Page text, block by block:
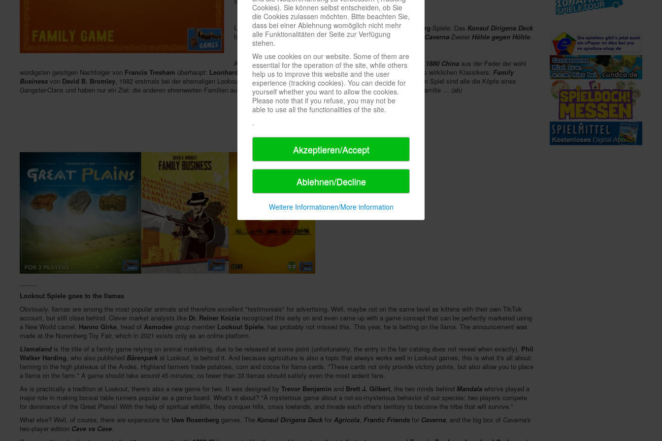
Und sonst? Nun, natürlich gibt es Erweiterungen fürUwe Rosenberg-Spiele. Das Konsul Dirigens Deck
für
Agricola,Frantic FriendsfürCavernasowie die Big Box vom Caverna-Zweier Höhle gegen Höhle.
Ach ja. Lookout beschenkt die 18xx-Gemeinde noch, und zwar mit 1880 China aus der Feder der wohl
würdigsten geistigen Nachfolger von Francis Tresham überhaupt: Leonhard OrglerundHelmut Ohley. Zudem gibt es die Wiedergeburt eines wirklichen Klassikers: Family
Business von David B. Bromley, 1982 erstmals bei der ehemaligen Lookout-Mutter Mayfair Games erschienen, kommt nun zurück. In diesem Spiel sind alle die Köpfe eines
Gangster-Clans und haben nur ein Ziel: die anderen ehrenwerten Familien aus der Stadt zu vertreiben, denn sie ist zu klein für mehr als eine Familie … (ab)
Lookout Spiele goes to the llamas
Obviously, llamas are among the most popular animals and therefore excellent "testimonials" for advertising. Well, maybe not on the same level as kittens with their own TikTok
account, but still close behind. Clever market analysts like Dr. Reiner Knizia recognized this early on and even came up with a game concept that can be perfectly marketed using
a New World camel. Hanno Girke, head of Asmodee group member Lookout Spiele, has probably not missed this. This year, he is betting on the llama. The announcement was
made at the Nuremberg Toy Fair, which in 2021 exists only as an online platform.
Llamaland is the title of a family game relying on animal marketing, due to be released at some point (unfortunately, the entry in the fair catalog does not reveal when exactly). Phil
Walker Harding, who also published Bärenpark at Lookout, is behind it. And because agriculture is also a topic that always works well in Lookout games, this is what it's all about:
farming in the high plateaus of the Andes. Highland farmers trade potatoes, corn and cocoa for llama cards. "These cards not only provide victory points, but also allow you to place
a llama on the farm." A game should take around 45 minutes; no fewer than 33 llamas should satisfy even the most ardent fans.
As is practically a tradition at Lookout, there's also a new game for two. It was designed by Trevor Benjamin and Brett J. Gilbert, the two minds behind Mandala who've played a
major role in making bonsai table runners popular as a game board. What's it about? "A mysterious game about a not-so-mysterious behavior of our species: two players compete
for dominance of the Great Plains! With the help of spiritual wildlife, they conquer hills, cross lowlands, and invade each other's territory to become the tribe that will survive."
What else? Well, of course, there are expansions for Uwe Rosenberg games. The Konsul Dirigens Deck for Agricola, Frantic Friends for Caverna, and the big box of Caverna's
two-player edition Cave vs Cave.
Cookies). Sie können selbst entscheiden, ob Sie
die Cookies zulassen möchten. Bitte beachten Sie,
dass bei einer Ablehnung womöglich nicht mehr
alle Funktionalitäten der Seite zur Verfügung
stehen.
We use cookies on our website. Some of them are
essential for the operation of the site, while others
help us to improve this website and the user
experience (tracking cookies). You can decide for
yourself whether you want to allow the cookies.
Please note that if you refuse, you may not be
able to use all the functionalities of the site.
.
Akzeptieren/Accept
Ablehnen/Decline
Weitere Informationen/More information